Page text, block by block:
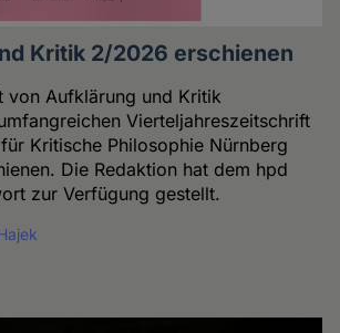
Kritik 2/2026 erschienen
von Aufklärung und Kritik
Vierteljahreszeitschrift
Kritische Philosophie Nürnberg
Die Redaktion hat dem hpd
zur Verfügung gestellt.